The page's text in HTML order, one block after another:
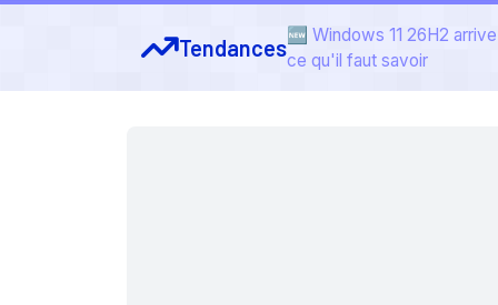
Tendances🆕 Windows 11 26H2
ce qu'il faut savoir